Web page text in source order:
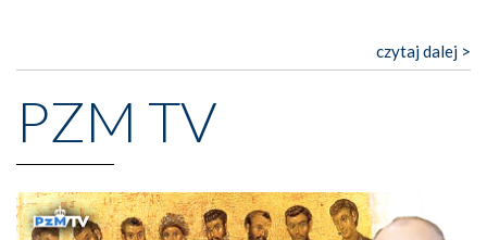
czytaj dalej >
PZM TV